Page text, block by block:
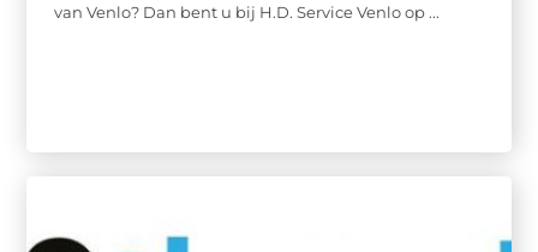
van Venlo? Dan bent u bij H.D. Service Venlo op ...